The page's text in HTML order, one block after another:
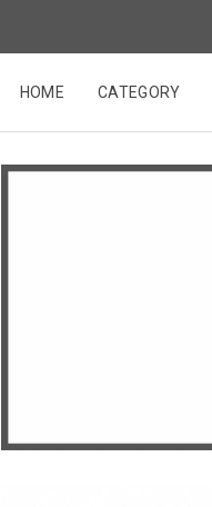
HOME CATEGORY